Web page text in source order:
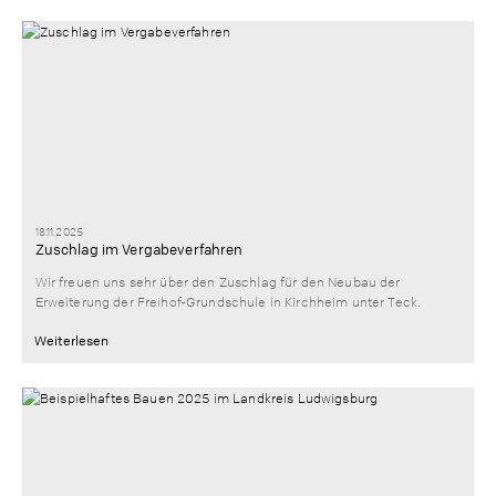
18.11.2025
Zuschlag im Vergabeverfahren
Wir freuen uns sehr über den Zuschlag für den Neubau der
Erweiterung der Freihof-Grundschule in Kirchheim unter Teck.
Weiterlesen